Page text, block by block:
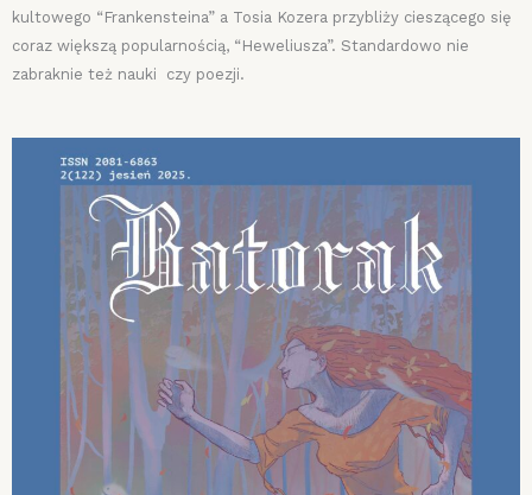
kultowego “Frankensteina” a Tosia Kozera przybliży cieszącego się
coraz większą popularnością, “Heweliusza”. Standardowo nie
zabraknie też nauki czy poezji.